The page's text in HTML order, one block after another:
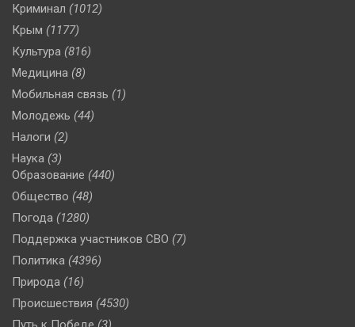
Криминал (1012)
Крым (1177)
Культура (816)
Медицина (8)
Мобильная связь (1)
Молодежь (44)
Налоги (2)
Наука (3)
Образование (440)
Общество (48)
Погода (1280)
Поддержка участников СВО (7)
Политика (4396)
Природа (16)
Происшествия (4530)